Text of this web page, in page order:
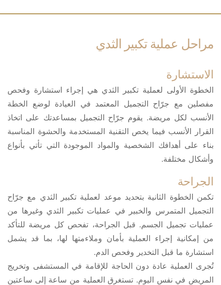
مراحل عملية تكبير الثدي
الاستشارة
الخطوة الأولى لعملية تكبير الثدي هي إجراء استشارة وفحص
مفصلين مع جرّاح التجميل المعتمد في العيادة لوضع الخطة
الأنسب لكل مريضة. يقوم جرّاح التجميل بمساعدتك على اتخاذ
القرار الأنسب فيما يخص التقنية المستخدمة والحشوة المناسبة
بناء على أهدافك الشخصية والمواد الموجودة التي تأتي بأنواع
وأشكال مختلفة.
الجراحة
تكمن الخطوة الثانية بتحديد موعد لعملية تكبير الثدي مع جرّاح
التجميل المتمرس والخبير في عمليات تكبير الثدي وغيرها من
عمليات تجميل الجسم. قبل الجراحة، تفحص كل مريضة للتأكد
من إمكانية إجراء العملية بأمان وملاءمتها لها، بما قد يشمل
استشارة ما قبل التخدير وفحص الدم.
تُجرى العملية عادة دون الحاجة للإقامة في المستشفى وتخريج
المريض في نفس اليوم. تستغرق العملية من ساعة إلى ساعتين